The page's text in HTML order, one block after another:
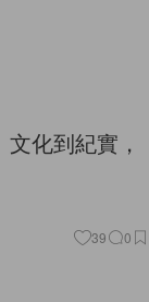
化到紀實，
39 0